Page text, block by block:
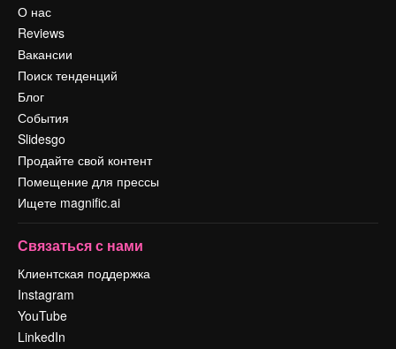
О нас
Reviews
Вакансии
Поиск тенденций
Блог
События
Slidesgo
Продайте свой контент
Помещение для прессы
Ищете magnific.ai
Связаться с нами
Клиентская поддержка
Instagram
YouTube
LinkedIn